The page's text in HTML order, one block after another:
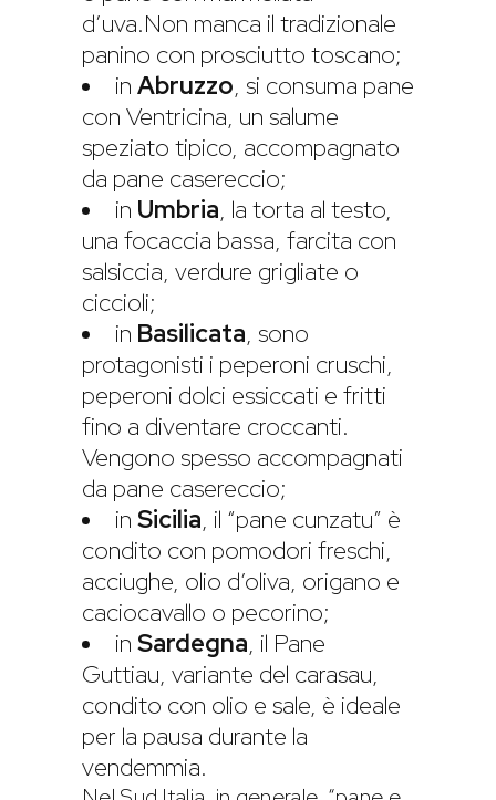
d’uva.Non manca il tradizionale
panino con prosciutto toscano;
in Abruzzo, si consuma pane
con Ventricina, un salume
speziato tipico, accompagnato
da pane casereccio;
in Umbria, la torta al testo,
una focaccia bassa, farcita con
salsiccia, verdure grigliate o
ciccioli;
in Basilicata, sono
protagonisti i peperoni cruschi,
peperoni dolci essiccati e fritti
fino a diventare croccanti.
Vengono spesso accompagnati
da pane casereccio;
in Sicilia, il “pane cunzatu” è
condito con pomodori freschi,
acciughe, olio d’oliva, origano e
caciocavallo o pecorino;
in Sardegna, il Pane
Guttiau, variante del carasau,
condito con olio e sale, è ideale
per la pausa durante la
vendemmia.